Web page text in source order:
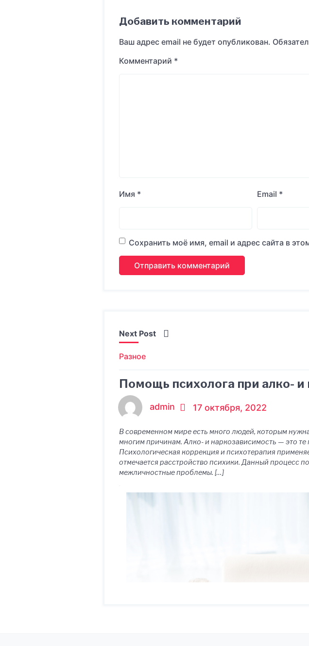
Добавить комментарий
Ваш адрес email не будет опубликован.
Комментарий *
Имя * Email *
Сохранить моё имя, email и адрес сайта в
Next Post
Разное
Помощь психолога при алко- и
admin 17 октября, 2022
В современном мире есть много людей, которым
многим причинам. Алко- и наркозависимость — это
Психологическая коррекция и психотерапия
отмечается расстройство психики. Данный процесс
межличностные проблемы. […]